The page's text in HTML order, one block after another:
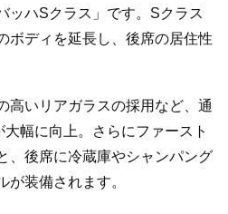
ッハSクラス」です。Sクラス
ボディを延長し、後席の居住性
高いリアガラスの採用など、通
幅に向上。さらにファースト
、後席に冷蔵庫やシャンパング
が装備されます。